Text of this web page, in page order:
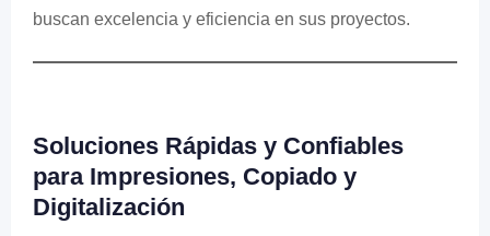
buscan excelencia y eficiencia en sus proyectos.
Soluciones Rápidas y Confiables
para Impresiones, Copiado y
Digitalización